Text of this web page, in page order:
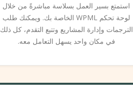
استمتع بسير العمل بسلاسة مباشرةً من خلال
لوحة تحكم WPML الخاصة بك. ويمكنك طلب
الترجمات وإدارة المشاريع وتتبع التقدم، كل ذلك
في مكان واحد يسهل التعامل معه.